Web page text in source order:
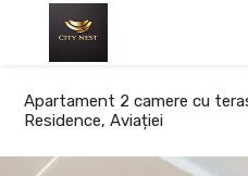
Apartament 2 camere cu
Residence, Aviației